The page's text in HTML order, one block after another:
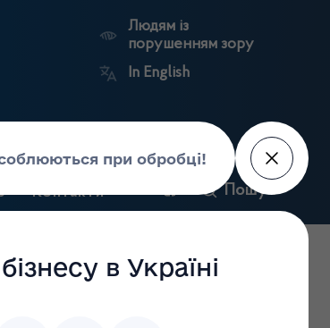
Людям із
порушенням зору
In English
Контакти Пошук
Державні
Антикорупційний
портал